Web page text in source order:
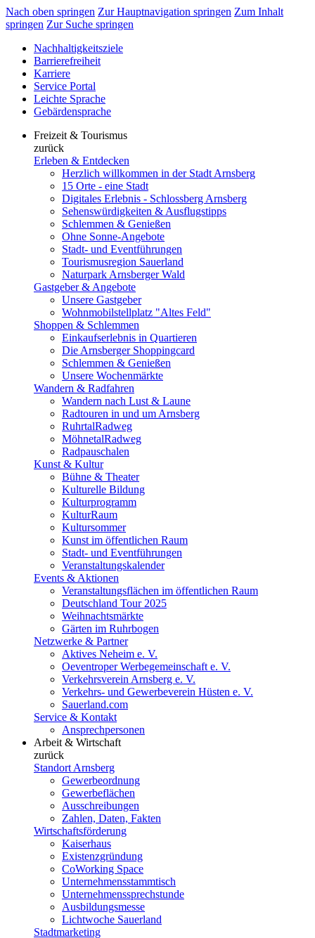
Nach oben springen Zur Hauptnavigation springen Zum Inhalt
springen Zur Suche springen
Nachhaltigkeitsziele
Barrierefreiheit
Karriere
Service Portal
Leichte Sprache
Gebärdensprache
Freizeit & Tourismus
zurück
Erleben & Entdecken
Herzlich willkommen in der Stadt Arnsberg
15 Orte - eine Stadt
Digitales Erlebnis - Schlossberg Arnsberg
Sehenswürdigkeiten & Ausflugstipps
Schlemmen & Genießen
Ohne Sonne-Angebote
Stadt- und Eventführungen
Tourismusregion Sauerland
Naturpark Arnsberger Wald
Gastgeber & Angebote
Unsere Gastgeber
Wohnmobilstellplatz "Altes Feld"
Shoppen & Schlemmen
Einkaufserlebnis in Quartieren
Die Arnsberger Shoppingcard
Schlemmen & Genießen
Unsere Wochenmärkte
Wandern & Radfahren
Wandern nach Lust & Laune
Radtouren in und um Arnsberg
RuhrtalRadweg
MöhnetalRadweg
Radpauschalen
Kunst & Kultur
Bühne & Theater
Kulturelle Bildung
Kulturprogramm
KulturRaum
Kultursommer
Kunst im öffentlichen Raum
Stadt- und Eventführungen
Veranstaltungskalender
Events & Aktionen
Veranstaltungsflächen im öffentlichen Raum
Deutschland Tour 2025
Weihnachtsmärkte
Gärten im Ruhrbogen
Netzwerke & Partner
Aktives Neheim e. V.
Oeventroper Werbegemeinschaft e. V.
Verkehrsverein Arnsberg e. V.
Verkehrs- und Gewerbeverein Hüsten e. V.
Sauerland.com
Service & Kontakt
Ansprechpersonen
Arbeit & Wirtschaft
zurück
Standort Arnsberg
Gewerbeordnung
Gewerbeflächen
Ausschreibungen
Zahlen, Daten, Fakten
Wirtschaftsförderung
Kaiserhaus
Existenzgründung
CoWorking Space
Unternehmensstammtisch
Unternehmenssprechstunde
Ausbildungsmesse
Lichtwoche Sauerland
Stadtmarketing